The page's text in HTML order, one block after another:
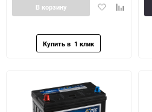
ДобавитьДобавить
В корзину